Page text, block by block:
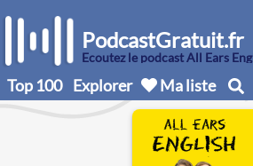
PodcastGratuit.fr
Écoutez le podcast All Ears
Top 100 Explorer Ma liste